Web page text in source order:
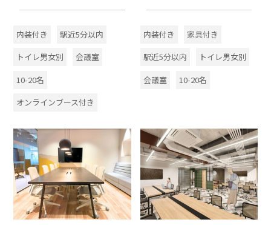
内装付き
駅近5分以内
トイレ男女別
会議室
10-20名
オンラインブース付き
内装付き
家具付き
駅近5分以内
トイレ男女別
会議室
10-20名